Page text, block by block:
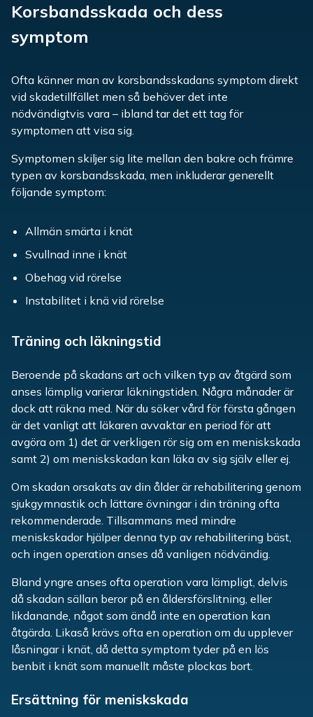
Korsbandsskada och dess
symptom
Ofta känner man av korsbandsskadans symptom direkt
vid skadetillfället men så behöver det inte
nödvändigtvis vara – ibland tar det ett tag för
symptomen att visa sig.
Symptomen skiljer sig lite mellan den bakre och främre
typen av korsbandsskada, men inkluderar generellt
följande symptom:
Allmän smärta i knät
Svullnad inne i knät
Obehag vid rörelse
Instabilitet i knä vid rörelse
Träning och läkningstid
Beroende på skadans art och vilken typ av åtgärd som
anses lämplig varierar läkningstiden. Några månader är
dock att räkna med. När du söker vård för första gången
är det vanligt att läkaren avvaktar en period för att
avgöra om 1) det är verkligen rör sig om en meniskskada
samt 2) om meniskskadan kan läka av sig själv eller ej.
Om skadan orsakats av din ålder är rehabilitering genom
sjukgymnastik och lättare övningar i din träning ofta
rekommenderade. Tillsammans med mindre
meniskskador hjälper denna typ av rehabilitering bäst,
och ingen operation anses då vanligen nödvändig.
Bland yngre anses ofta operation vara lämpligt, delvis
då skadan sällan beror på en åldersförslitning, eller
likdanande, något som ändå inte en operation kan
åtgärda. Likaså krävs ofta en operation om du upplever
låsningar i knät, då detta symptom tyder på en lös
benbit i knät som manuellt måste plockas bort.
Ersättning för meniskskada